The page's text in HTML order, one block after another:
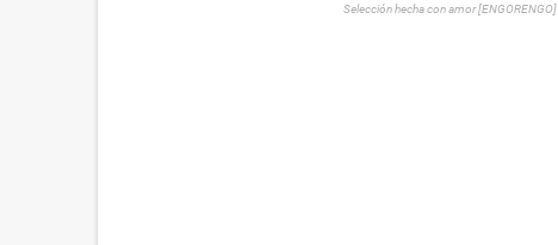
Selección hecha con amor [ENGORENGO]